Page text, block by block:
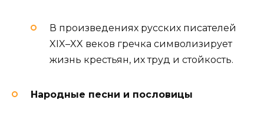
В произведениях русских писателей
XIX–XX веков гречка символизирует
жизнь крестьян, их труд и стойкость.
Народные песни и пословицы